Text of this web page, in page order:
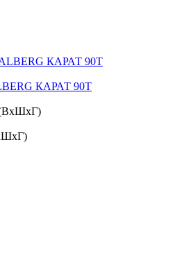
КАРАТ 90T
(ВхШхГ)